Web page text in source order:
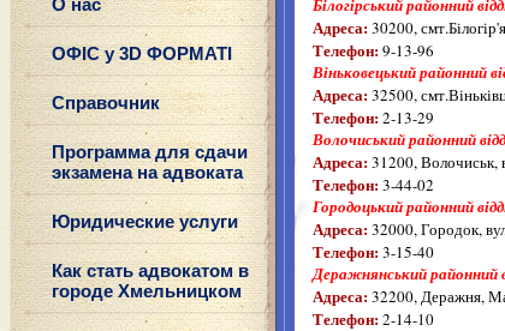
О нас
ОФІС у 3D ФОРМАТІ
Справочник
Программа для сдачи
экзамена на адвоката
Юридические услуги
Как стать адвокатом в
городе Хмельницком
Білогірський районний
Адреса:30200,
Телефон:9-13-96
Віньковецький районний
Адреса:32500,
Телефон:2-13-29
Волочиський районний
Адреса:31200, Волочиськ,
Телефон:3-44-02
Городоцький районний
Адреса:32000, Городок,
Телефон:3-15-40
Деражнянський районний
Адреса:32200, Деражня,
Телефон:2-14-10